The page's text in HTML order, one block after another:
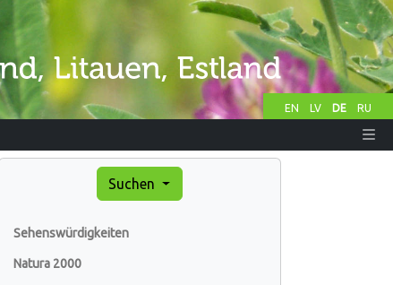
EN LV DE RU
Suchen
Sehenswürdigkeiten
Natura 2000